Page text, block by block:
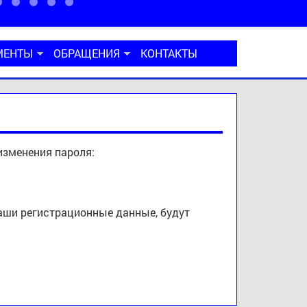
ОБРАЩЕНИЯ КОНТАКТЫ
пароля:
регистрационные данные, будут